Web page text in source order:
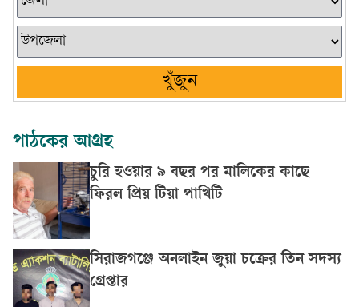
খুঁজুন
পাঠকের আগ্রহ
চুরি হওয়ার ৯ বছর পর মালিকের কাছে
ফিরল প্রিয় টিয়া পাখিটি
সিরাজগঞ্জে অনলাইন জুয়া চক্রের তিন সদস্য
গ্রেপ্তার